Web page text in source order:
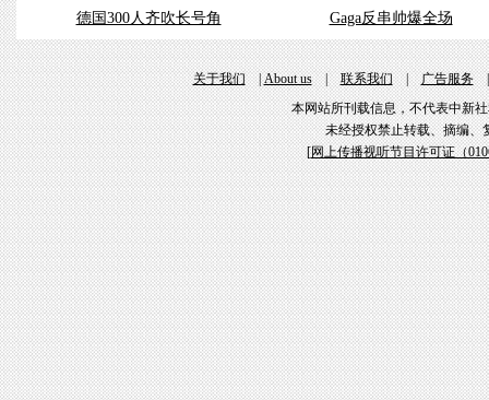
德国300人齐吹长号角 Gaga反串帅爆全场
关于我们|About us|联系我们|广告服务
本网站所刊载信息，不代表中新
未经授权禁止转载、摘编、
[网上传播视听节目许可证（